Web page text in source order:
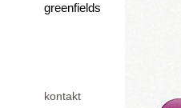
greenfields
kontakt